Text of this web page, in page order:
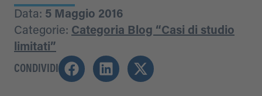
Data: 5 Maggio 2016
Categorie: Categoria Blog “Casi di studio
limitati”
CONDIVIDI